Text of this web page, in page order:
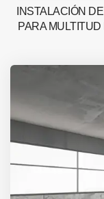
INSTALACIÓN
PARA